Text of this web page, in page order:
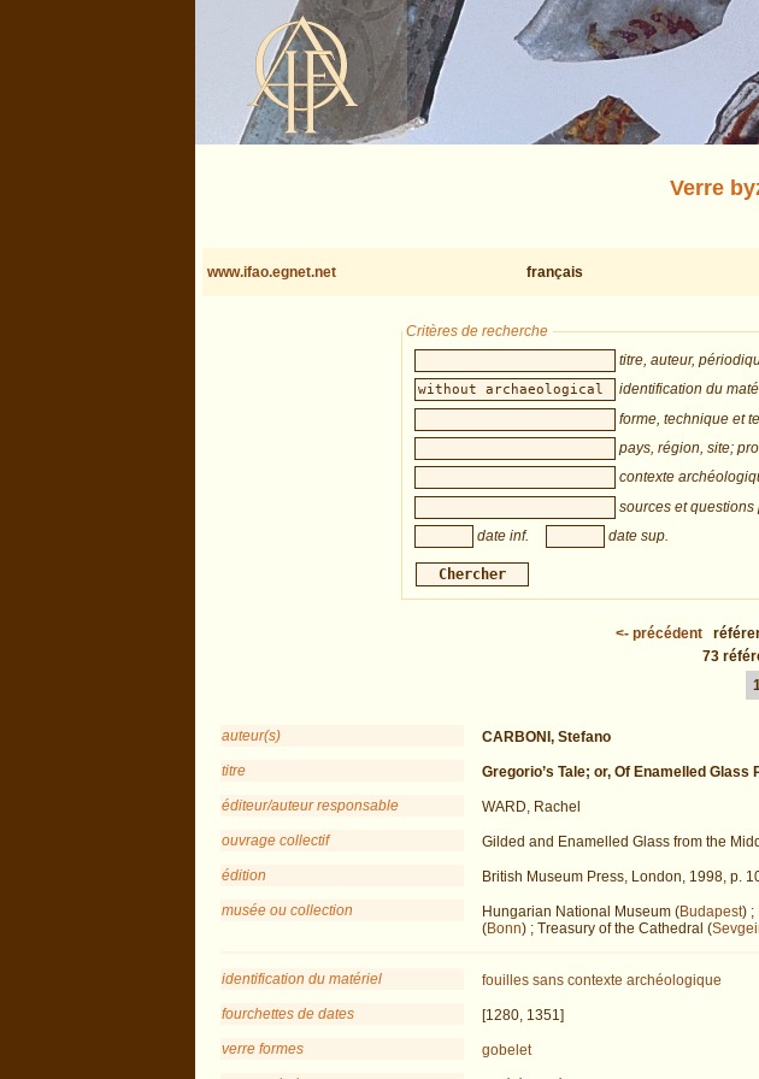
Verre
www.ifao.egnet.net français
Critères de recherche
titre, auteur,
identification du
forme, technique et
pays, région, site;
contexte
sources et
date inf.
date sup.
<- précédent
73
1
auteur(s)
CARBONI, Stefano
titre
Gregorio’s Tale; or, Of Enamelled Glass
éditeur/auteur responsable
WARD, Rachel
ouvrage collectif
Gilded and Enamelled Glass from the
édition
British Museum Press, London, 1998, p.
musée ou collection
Hungarian National Museum (Budapest) ;
(Bonn) ; Treasury of the Cathedral (
identification du matériel fouilles sans contexte archéologique
fourchettes de dates
[1280, 1351]
verre formes
gobelet